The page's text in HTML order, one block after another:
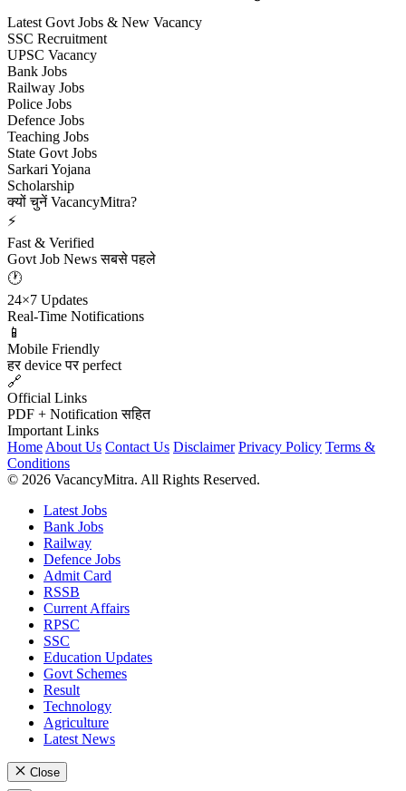
Latest Govt Jobs & New Vacancy
SSC Recruitment
UPSC Vacancy
Bank Jobs
Railway Jobs
Police Jobs
Defence Jobs
Teaching Jobs
State Govt Jobs
Sarkari Yojana
Scholarship
क्यों चुनें VacancyMitra?
⚡
Fast & Verified
Govt Job News सबसे पहले
🕐
24×7 Updates
Real-Time Notifications
📱
Mobile Friendly
हर device पर perfect
🔗
Official Links
PDF + Notification सहित
Important Links
Home About Us Contact Us Disclaimer Privacy Policy Terms &
Conditions
© 2026 VacancyMitra. All Rights Reserved.
Latest Jobs
Bank Jobs
Railway
Defence Jobs
Admit Card
RSSB
Current Affairs
RPSC
SSC
Education Updates
Govt Schemes
Result
Technology
Agriculture
Latest News
Close